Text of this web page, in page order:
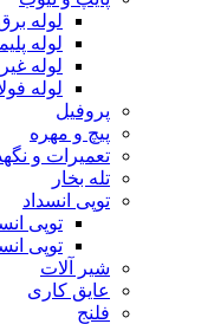
لوله
لوله
لوله
لوله
پروفیل
پیچ و مهره
تعمیرات و
تله بخار
توپی انسداد
توپی
توپی
شیر آلات
عایق کاری
فلنج